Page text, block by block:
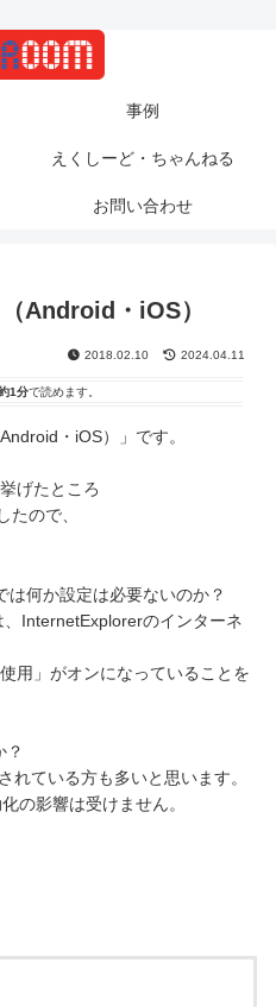
事例
えくしーど・ちゃんねる
お問い合わせ
Android・iOS）
2018.02.10 2024.04.11
1分で読めます。
・iOS）」です。
げたところ
たので、
何か設定は必要ないのか？
InternetExplorerのインターネ
用」がオンになっていることを
？
ている方も多いと思います。
の影響は受けません。